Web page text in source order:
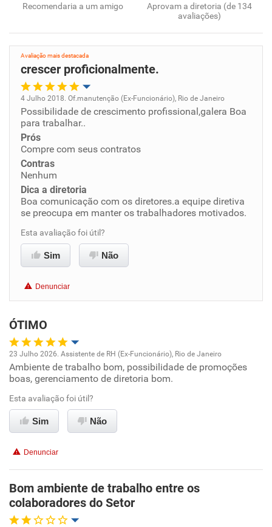
Recomendaria a um amigo
Aprovam a diretoria (de 134
avaliações)
Avaliação mais destacada
crescer proficionalmente.
Oportunidade de promoção
Ambiente de trabalho
Conciliação com a vida familiar
Benefícios
Recomenda esta empresa
Recomenda a diretoria
4 Julho 2018. Of.manutenção (Ex-Funcionário), Rio de Janeiro
Possibilidade de crescimento profissional,galera Boa
para trabalhar..
Prós
Compre com seus contratos
Contras
Nenhum
Dica a diretoria
Boa comunicação com os diretores.a equipe diretiva
se preocupa em manter os trabalhadores motivados.
Esta avaliação foi útil?
Sim Não
Denunciar
ÓTIMO
Oportunidade de promoção
Ambiente de trabalho
Conciliação com a vida familiar
Recomenda esta empresa
Recomenda a diretoria
23 Julho 2026. Assistente de RH (Ex-Funcionário), Rio de Janeiro
Ambiente de trabalho bom, possibilidade de promoções
boas, gerenciamento de diretoria bom.
Esta avaliação foi útil?
Sim Não
Denunciar
Bom ambiente de trabalho entre os
colaboradores do Setor